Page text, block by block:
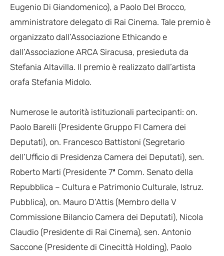
Eugenio Di Giandomenico), a Paolo Del Brocco,
amministratore delegato di Rai Cinema. Tale premio è
organizzato dall’Associazione Ethicando e
dall’Associazione ARCA Siracusa, presieduta da
Stefania Altavilla. Il premio è realizzato dall’artista
orafa Stefania Midolo.
Numerose le autorità istituzionali partecipanti: on.
Paolo Barelli (Presidente Gruppo FI Camera dei
Deputati), on. Francesco Battistoni (Segretario
dell’Ufficio di Presidenza Camera dei Deputati), sen.
Roberto Marti (Presidente 7ª Comm. Senato della
Repubblica – Cultura e Patrimonio Culturale, Istruz.
Pubblica), on. Mauro D’Attis (Membro della V
Commissione Bilancio Camera dei Deputati), Nicola
Claudio (Presidente di Rai Cinema), sen. Antonio
Saccone (Presidente di Cinecittà Holding), Paolo